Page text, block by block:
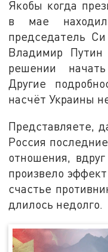
Якобы когда
в мае
председатель
Владимир
решении
Другие
насчёт Украины
Представляете,
Россия
отношения,
произвело
счастье
длилось недолго.